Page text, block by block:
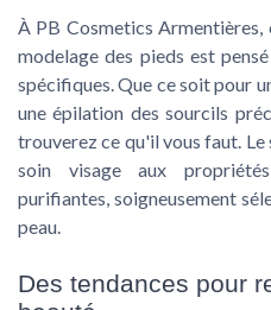
À PB Cosmetics Armentières,
modelage des pieds est
spécifiques. Que ce soit pour
une épilation des sourcils
trouverez ce qu'il vous faut.
soin visage aux
purifiantes, soigneusement
peau.
Des tendances pour